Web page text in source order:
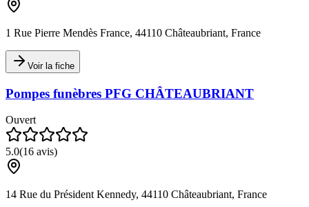
1 Rue Pierre Mendès France, 44110 Châteaubriant, France
Voir la fiche
Pompes funèbres PFG CHÂTEAUBRIANT
Ouvert
5.0(16 avis)
14 Rue du Président Kennedy, 44110 Châteaubriant, France